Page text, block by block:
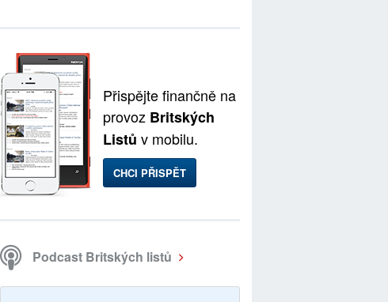
Přispějte finančně na
provoz Britských
Listů v mobilu.
CHCI PŘISPĚT
Podcast Britských listů